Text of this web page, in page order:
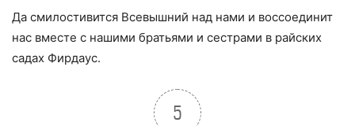
Да смилостивится Всевышний над нами и воссоединит
нас вместе с нашими братьями и сестрами в райских
садах Фирдаус.
5